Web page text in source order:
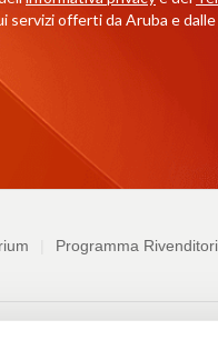
offerti da Aruba e
Programma Rivenditori